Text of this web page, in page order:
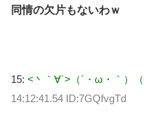
同情の欠片もないわｗ
15: <丶｀∀´>（´・ω・｀）
14:12:41.54 ID:7GQfvgTd